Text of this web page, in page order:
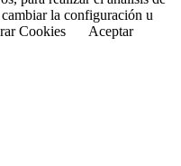
la configuración u
Cookies
Aceptar